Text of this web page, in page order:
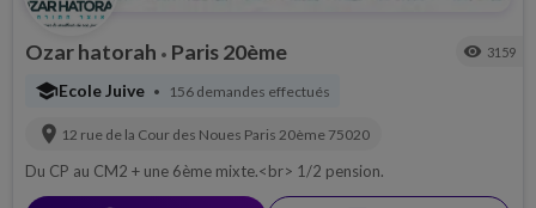
Ozar hatorah • Paris 20ème visibility 3159
schoolEcole Juive • 156 demandes effectués
location_on 12 rue de la Cour des Noues Paris 20ème 75020
Du CP au CM2 + une 6ème mixte.<br> 1/2 pension.